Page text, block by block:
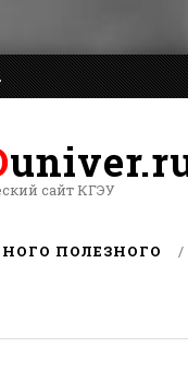
сайт КГЭУ
ПОЛЕЗНОГО